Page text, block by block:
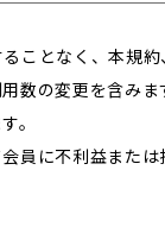
ことなく、本規
数の変更を含み
。
員に不利益また